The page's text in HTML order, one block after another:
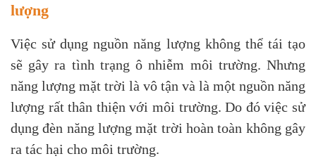
lượng
Việc sử dụng nguồn năng lượng không thể tái tạo
sẽ gây ra tình trạng ô nhiễm môi trường. Nhưng
năng lượng mặt trời là vô tận và là một nguồn năng
lượng rất thân thiện với môi trường. Do đó việc sử
dụng đèn năng lượng mặt trời hoàn toàn không gây
ra tác hại cho môi trường.